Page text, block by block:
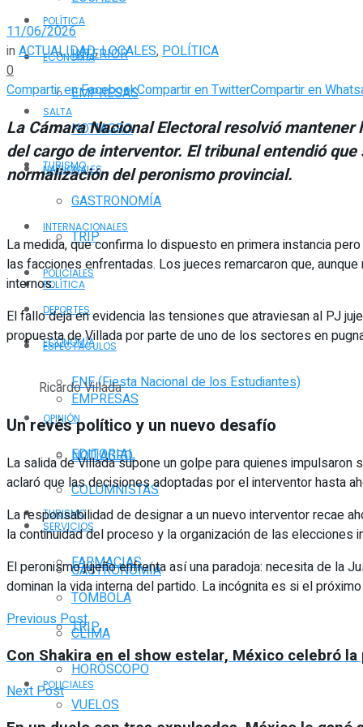
POLÍTICA
ECONOMÍA
EMPRESAS
NOTIAGRO
TURISMO
GASTRONOMÍA
TRIP
POLICIALES
DEPORTES
ESPECTÁCULOS
FNE (Fiesta Nacional de los Estudiantes)
OPINIÓN
EDITORIAL
COLUMNISTAS
SERVICIOS
FARMACIAS
TOMBOLA
CLIMA
HORÓSCOPO
VUELOS
INTERIOR
SALTA
NACIONALES
INTERNACIONALES
POLÍTICA
ECONOMÍA
EMPRESAS
NOTIAGRO
TURISMO
GASTRONOMÍA
TRIP
POLICIALES
11/06/2026
inACTUALIDAD,LOCALES,POLÍTICA
0
Compartir en FacebookCompartir en TwitterCompartir en
La Cámara Nacional Electoral resolvió
del cargo de interventor. El tribunal entendió
normalización del peronismo provincial.
La medida, que confirma lo dispuesto en primera instancia
las facciones enfrentadas. Los jueces remarcaron que,
internos.
El fallo deja en evidencia las tensiones que atraviesan al PJ
propuesta de Villada por parte de uno de los sectores en
Ricardo Villada
Un revés político y un nuevo desafío
La salida de Villada supone un golpe para quienes
aclaró que las decisiones adoptadas por el interventor hasta
La responsabilidad de designar a un nuevo interventor recae
la continuidad del proceso y la organización de las elecciones
El peronismo jujeño enfrenta así una paradoja: necesita de la
dominan la vida interna del partido. La incógnita es si el
Previous Post
Con Shakira en el show estelar, México celebró
Next Post